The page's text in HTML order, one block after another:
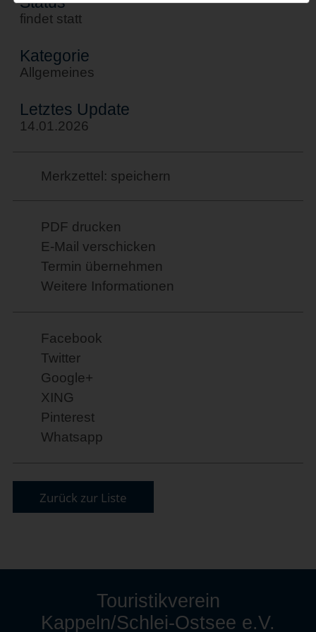
findet statt
Kategorie
Allgemeines
Letztes Update
14.01.2026
Merkzettel: speichern
PDF drucken
E-Mail verschicken
Termin übernehmen
Weitere Informationen
Facebook
Twitter
Google+
XING
Pinterest
Whatsapp
Zurück zur Liste
Touristikverein
Kappeln/Schlei-Ostsee e.V.